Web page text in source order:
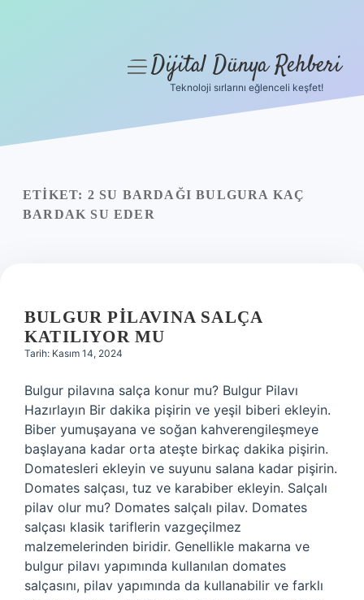
Yasal Uyarı
menüyüDijital Dünya Rehberi
Teknoloji sırlarını eğlenceli keşfet!
ETIKET: 2 SU BARDAĞI BULGURA KAÇ
BARDAK SU EDER
BULGUR PILAVINA SALÇA
KATILIYOR MU
Tarih: Kasım 14, 2024
Bulgur pilavına salça konur mu? Bulgur Pilavı
Hazırlayın Bir dakika pişirin ve yeşil biberi ekleyin.
Biber yumuşayana ve soğan kahverengileşmeye
başlayana kadar orta ateşte birkaç dakika pişirin.
Domatesleri ekleyin ve suyunu salana kadar pişirin.
Domates salçası, tuz ve karabiber ekleyin. Salçalı
pilav olur mu? Domates salçalı pilav. Domates
salçası klasik tariflerin vazgeçilmez
malzemelerinden biridir. Genellikle makarna ve
bulgur pilavı yapımında kullanılan domates
salçasını, pilav yapımında da kullanabilir ve farklı